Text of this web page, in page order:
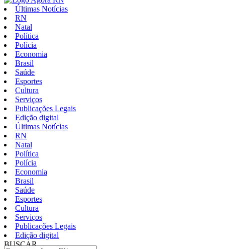
Últimas Notícias
RN
Natal
Política
Polícia
Economia
Brasil
Saúde
Esportes
Cultura
Serviços
Publicações Legais
Edição digital
Últimas Notícias
RN
Natal
Política
Polícia
Economia
Brasil
Saúde
Esportes
Cultura
Serviços
Publicações Legais
Edição digital
BUSCAR